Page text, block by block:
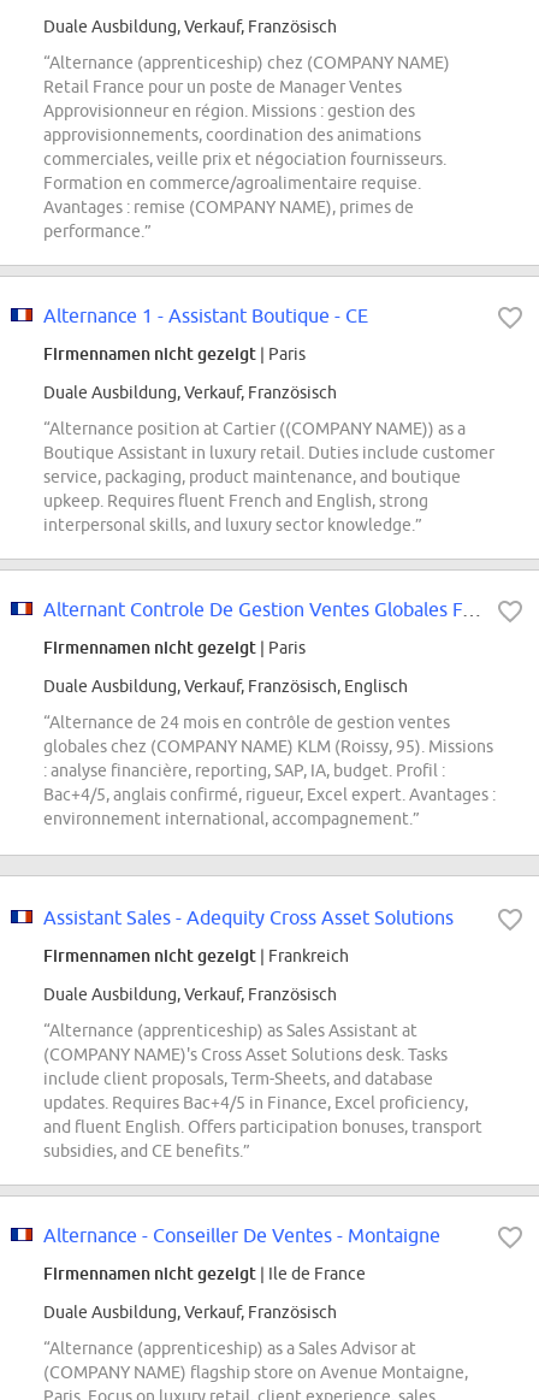
Duale Ausbildung, Verkauf, Französisch
“Alternance (apprenticeship) chez (COMPANY NAME)
Retail France pour un poste de Manager Ventes
Approvisionneur en région. Missions : gestion des
approvisionnements, coordination des animations
commerciales, veille prix et négociation fournisseurs.
Formation en commerce/agroalimentaire requise.
Avantages : remise (COMPANY NAME), primes de
performance.”
Alternance 1 - Assistant Boutique - CE
Firmennamen nicht gezeigt | Paris
Duale Ausbildung, Verkauf, Französisch
“Alternance position at Cartier ((COMPANY NAME)) as a
Boutique Assistant in luxury retail. Duties include customer
service, packaging, product maintenance, and boutique
upkeep. Requires fluent French and English, strong
interpersonal skills, and luxury sector knowledge.”
Firmennamen nicht gezeigt | Paris
Duale Ausbildung, Verkauf, Französisch, Englisch
“Alternance de 24 mois en contrôle de gestion ventes
globales chez (COMPANY NAME) KLM (Roissy, 95). Missions
: analyse financière, reporting, SAP, IA, budget. Profil :
Bac+4/5, anglais confirmé, rigueur, Excel expert. Avantages :
environnement international, accompagnement.”
Assistant Sales - Adequity Cross Asset Solutions
Firmennamen nicht gezeigt | Frankreich
Duale Ausbildung, Verkauf, Französisch
“Alternance (apprenticeship) as Sales Assistant at
(COMPANY NAME)'s Cross Asset Solutions desk. Tasks
include client proposals, Term-Sheets, and database
updates. Requires Bac+4/5 in Finance, Excel proficiency,
and fluent English. Offers participation bonuses, transport
subsidies, and CE benefits.”
Alternance - Conseiller De Ventes - Montaigne
Firmennamen nicht gezeigt | Ile de France
Duale Ausbildung, Verkauf, Französisch
“Alternance (apprenticeship) as a Sales Advisor at
(COMPANY NAME) flagship store on Avenue Montaigne,